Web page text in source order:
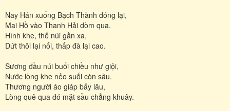
Nay Hán xuống Bạch Thành đóng lại,
Mai Hồ vào Thanh Hải dòm qua.
Hình khe, thế núi gần xa,
Dứt thôi lại nối, thấp đà lại cao.
Sương đầu núi buổi chiều như giội,
Nước lòng khe nẻo suối còn sâu.
Thương người áo giáp bấy lâu,
Lòng quê qua đó mặt sầu chẳng khuây.